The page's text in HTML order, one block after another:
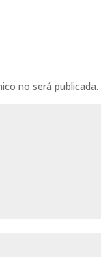
no será publicada.